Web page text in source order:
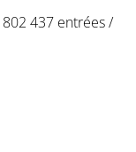
802 437 entrées /